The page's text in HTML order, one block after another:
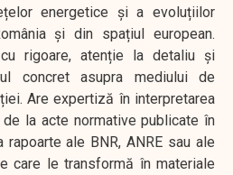
energetice și a evoluțiilor
și din spațiul european.
rigoare, atenție la detaliu și
concret asupra mediului de
Are expertiză în interpretarea
la acte normative publicate în
ale BNR, ANRE sau ale
care le transformă în materiale